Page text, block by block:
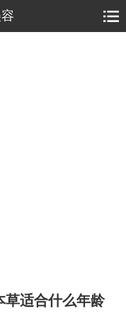
草适合什么年龄